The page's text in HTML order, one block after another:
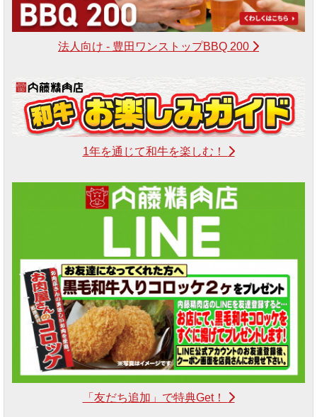
法人向け - 豊田ワンストップBBQ 200
1年を通じて和牛を楽しむ！
「友だち追加」で特典Get！